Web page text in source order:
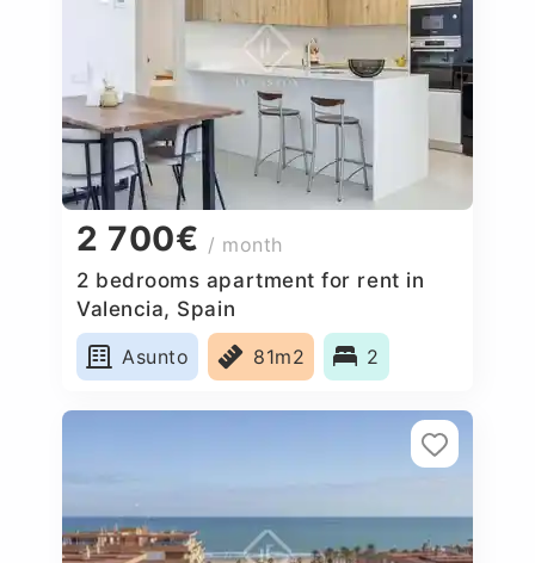
2 700€ / month
2 bedrooms apartment for rent in
Valencia, Spain
Asunto
81m2 2